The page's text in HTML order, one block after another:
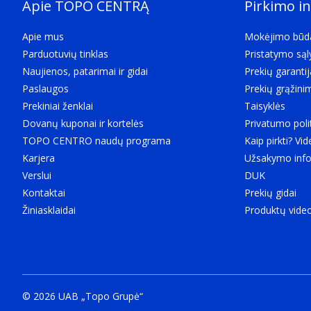
Metalas
The device can be used with 3D technology.
Produkto spalva
The colour e.g. red, blue, green, black, white.
Juoda
Ryšys
„HDBaseT“ prievadas
HDMI įvestis
Port (socket) for HDMI input.
1
HDMI išvesčių skaičius
1
Ryšys
Nuotolinio valdymo (IR) išvestis
Apie TOPO CENTRĄ
Apie mus
Parduotuvių tinklas
Naujienos, patarimai ir gidai
Paslaugos
Prekiniai ženklai
Dovanų kuponai ir kortelės
TOPO CENTRO naudų programa
Karjera
Verslui
Kontaktai
Žiniasklaidai
Pirkimo
Mokėjimo
Pristatymo
Prekių
Prekių
Taisyklės
Privatumo
Kaip pirkti?
Užsakymo
DUK
Prekių gidai
Produktų
© 2026 UAB „Topo Grupė“